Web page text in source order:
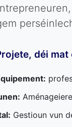
déi
Gestioun vun